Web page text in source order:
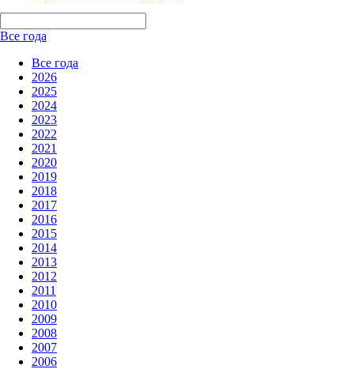
Все года
Все года
2026
2025
2024
2023
2022
2021
2020
2019
2018
2017
2016
2015
2014
2013
2012
2011
2010
2009
2008
2007
2006